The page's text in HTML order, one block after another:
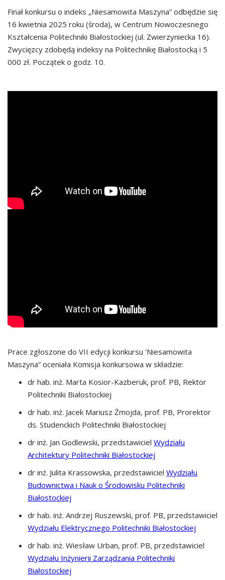
Finał konkursu o indeks „Niesamowita Maszyna” odbędzie się
16 kwietnia 2025 roku (środa), w Centrum Nowoczesnego
Kształcenia Politechniki Białostockiej (ul. Zwierzyniecka 16).
Zwycięzcy zdobędą indeksy na Politechnikę Białostocką i 5
000 zł. Początek o godz. 10.
Prace zgłoszone do VII edycji konkursu 'Niesamowita
Maszyna” oceniała Komisja konkursowa w składzie:
dr hab. inż. Marta Kosior-Kazberuk, prof. PB, Rektor
Politechniki Białostockiej
dr hab. inż. Jacek Mariusz Żmojda, prof. PB, Prorektor
ds. Studenckich Politechniki Białostockiej
dr inż. Jan Godlewski, przedstawiciel Wydziału
Architektury Politechniki Białostockiej
dr inż. Julita Krassowska, przedstawiciel Wydziału
Budownictwa i Nauk o Środowisku Politechniki
Białostockiej
dr hab. inż. Andrzej Ruszewski, prof. PB, przedstawiciel
Wydziału Elektrycznego Politechniki Białostockiej
dr hab. inż. Wiesław Urban, prof. PB, przedstawiciel
Wydziału Inżynierii Zarządzania Politechniki
Białostockiej